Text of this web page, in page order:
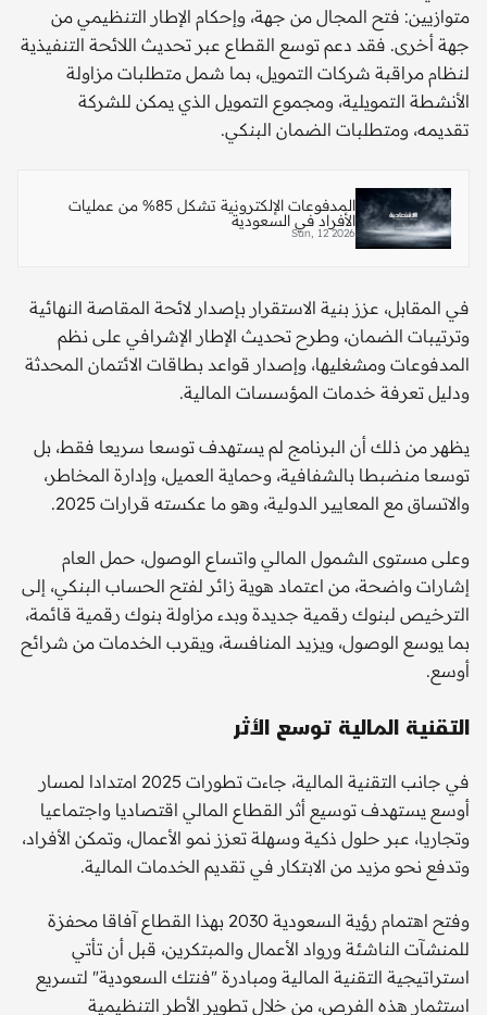
متوازيين: فتح المجال من جهة، وإحكام الإطار التنظيمي من
جهة أخرى. فقد دعم توسع القطاع عبر تحديث اللائحة التنفيذية
لنظام مراقبة شركات التمويل، بما شمل متطلبات مزاولة
الأنشطة التمويلية، ومجموع التمويل الذي يمكن للشركة
تقديمه، ومتطلبات الضمان البنكي.
المدفوعات الإلكترونية تشكل 85% من عمليات
الأفراد في السعودية
Sun, 12 2026
في المقابل، عزز بنية الاستقرار بإصدار لائحة المقاصة النهائية
وترتيبات الضمان، وطرح تحديث الإطار الإشرافي على نظم
المدفوعات ومشغليها، وإصدار قواعد بطاقات الائتمان المحدثة
ودليل تعرفة خدمات المؤسسات المالية.
يظهر من ذلك أن البرنامج لم يستهدف توسعا سريعا فقط، بل
توسعا منضبطا بالشفافية، وحماية العميل، وإدارة المخاطر،
والاتساق مع المعايير الدولية، وهو ما عكسته قرارات 2025.
وعلى مستوى الشمول المالي واتساع الوصول، حمل العام
إشارات واضحة، من اعتماد هوية زائر لفتح الحساب البنكي، إلى
الترخيص لبنوك رقمية جديدة وبدء مزاولة بنوك رقمية قائمة،
بما يوسع الوصول، ويزيد المنافسة، ويقرب الخدمات من شرائح
أوسع.
التقنية المالية توسع الأثر
في جانب التقنية المالية، جاءت تطورات 2025 امتدادا لمسار
أوسع يستهدف توسيع أثر القطاع المالي اقتصاديا واجتماعيا
وتجاريا، عبر حلول ذكية وسهلة تعزز نمو الأعمال، وتمكن الأفراد،
وتدفع نحو مزيد من الابتكار في تقديم الخدمات المالية.
وفتح اهتمام رؤية السعودية 2030 بهذا القطاع آفاقا محفزة
للمنشآت الناشئة ورواد الأعمال والمبتكرين، قبل أن تأتي
استراتيجية التقنية المالية ومبادرة "فنتك السعودية" لتسريع
استثمار هذه الفرص، من خلال تطوير الأطر التنظيمية